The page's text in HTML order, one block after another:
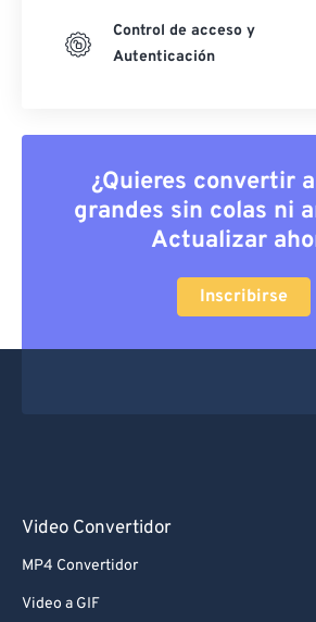
Control de acceso y
Autenticación
¿Quieres convertir
grandes sin colas ni
Actualizar
Inscribirse
Video Convertidor
MP4 Convertidor
Video a GIF